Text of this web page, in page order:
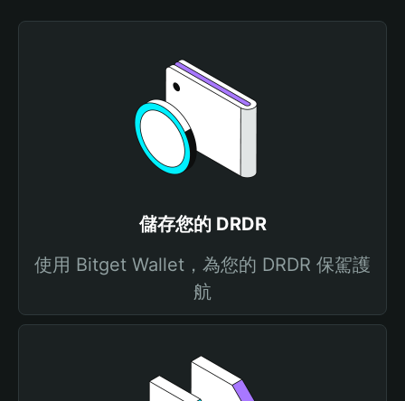
儲存您的 DRDR
使用 Bitget Wallet，為您的 DRDR 保駕護
航